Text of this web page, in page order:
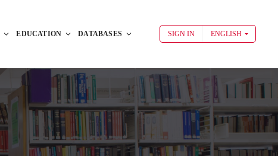
EDUCATION DATABASES SIGN IN ENGLISH